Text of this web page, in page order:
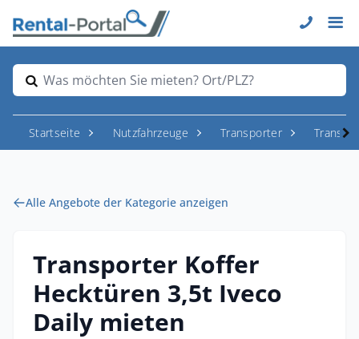
Was möchten Sie mieten? Ort/PLZ?
Startseite Nutzfahrzeuge Transporter
Alle Angebote der Kategorie anzeigen
Transporter Koffer
Hecktüren 3,5t Iveco
Daily mieten